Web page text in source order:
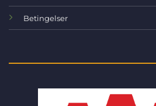
Betingelser